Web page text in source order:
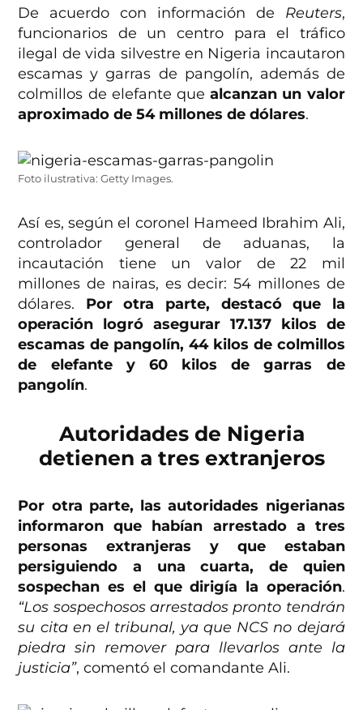
De acuerdo con información de Reuters,
funcionarios de un centro para el tráfico
ilegal de vida silvestre en Nigeria incautaron
escamas y garras de pangolín, además de
colmillos de elefante quealcanzan un valor
aproximado de 54 millones de dólares.
Foto ilustrativa: Getty Images.
Así es, según el coronel Hameed Ibrahim Ali,
controlador general de aduanas, la
incautación tiene un valor de 22 mil
millones de nairas, es decir: 54 millones de
dólares. Por otra parte, destacó que la
operación logró asegurar 17.137 kilos de
escamas de pangolín, 44 kilos de colmillos
de elefante y 60 kilos de garras de
pangolín.
Autoridades de Nigeria
detienen a tres extranjeros
Por otra parte, las autoridades nigerianas
informaron que habían arrestado a tres
personas extranjeras y que estaban
persiguiendo a una cuarta, de quien
sospechan es el que dirigía la operación.
“Los sospechosos arrestados pronto tendrán
su cita en el tribunal, ya que NCS no dejará
piedra sin remover para llevarlos ante la
justicia”, comentó el comandante Ali.